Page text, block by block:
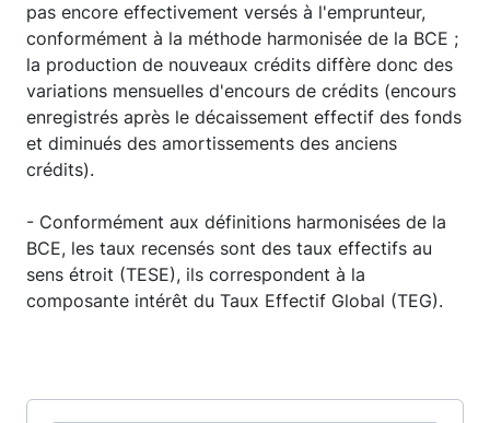
pas encore effectivement versés à l'emprunteur,
conformément à la méthode harmonisée de la BCE ;
la production de nouveaux crédits diffère donc des
variations mensuelles d'encours de crédits (encours
enregistrés après le décaissement effectif des fonds
et diminués des amortissements des anciens
crédits).
- Conformément aux définitions harmonisées de la
BCE, les taux recensés sont des taux effectifs au
sens étroit (TESE), ils correspondent à la
composante intérêt du Taux Effectif Global (TEG).